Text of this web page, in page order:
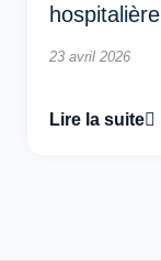
hospitalière
23 avril 2026
Lire la suite